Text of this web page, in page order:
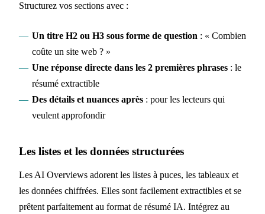
Structurez vos sections avec :
Un titre H2 ou H3 sous forme de question: « Combien
coûte un site web ? »
Une réponse directe dans les 2 premières phrases: le
résumé extractible
Des détails et nuances après: pour les lecteurs qui
veulent approfondir
Les listes et les données structurées
Les AI Overviews adorent les listes à puces, les tableaux et
les données chiffrées. Elles sont facilement extractibles et se
prêtent parfaitement au format de résumé IA. Intégrez au